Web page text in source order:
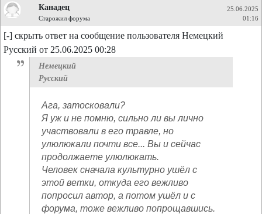
Канадец
Старожил форума
25.06.2025
01:16
[-] скрыть ответ на сообщение пользователя Немецкий
Русский от 25.06.2025 00:28
Немецкий
Русский
Ага, затосковали?
Я уж и не помню, сильно ли вы лично
участвовали в его травле, но
улюлюкали почти все... Вы и сейчас
продолжаете улюлюкать.
Человек сначала культурно ушёл с
этой ветки, откуда его вежливо
попросил автор, а потом ушёл и с
форума, тоже вежливо попрощавшись.